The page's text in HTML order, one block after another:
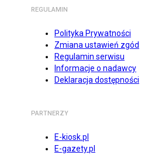
REGULAMIN
Polityka Prywatności
Zmiana ustawień zgód
Regulamin serwisu
Informacje o nadawcy
Deklaracja dostępności
PARTNERZY
E-kiosk.pl
E-gazety.pl